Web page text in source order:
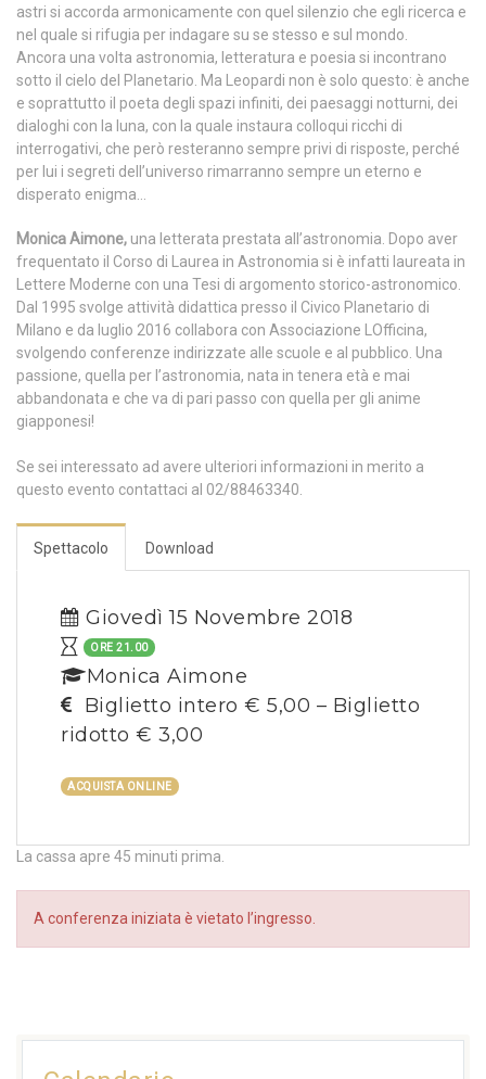
astri si accorda armonicamente con quel silenzio che egli ricerca e
nel quale si rifugia per indagare su se stesso e sul mondo.
Ancora una volta astronomia, letteratura e poesia si incontrano
sotto il cielo del Planetario. Ma Leopardi non è solo questo: è anche
e soprattutto il poeta degli spazi infiniti, dei paesaggi notturni, dei
dialoghi con la luna, con la quale instaura colloqui ricchi di
interrogativi, che però resteranno sempre privi di risposte, perché
per lui i segreti dell’universo rimarranno sempre un eterno e
disperato enigma…
Monica Aimone, una letterata prestata all’astronomia. Dopo aver
frequentato il Corso di Laurea in Astronomia si è infatti laureata in
Lettere Moderne con una Tesi di argomento storico-astronomico.
Dal 1995 svolge attività didattica presso il Civico Planetario di
Milano e da luglio 2016 collabora con Associazione LOfficina,
svolgendo conferenze indirizzate alle scuole e al pubblico. Una
passione, quella per l’astronomia, nata in tenera età e mai
abbandonata e che va di pari passo con quella per gli anime
giapponesi!
Se sei interessato ad avere ulteriori informazioni in merito a
questo evento contattaci al 02/88463340.
Spettacolo Download
Giovedì 15 Novembre 2018
ORE 21.00
Monica Aimone
Biglietto intero € 5,00 – Biglietto
ridotto € 3,00
ACQUISTA ONLINE
La cassa apre 45 minuti prima.
A conferenza iniziata è vietato l’ingresso.